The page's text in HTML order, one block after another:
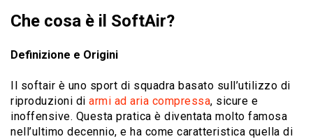
Che cosa è il SoftAir?
Definizione e Origini
Il softair è uno sport di squadra basato sull’utilizzo di
riproduzioni di armi ad aria compressa, sicure e
inoffensive. Questa pratica è diventata molto famosa
nell’ultimo decennio, e ha come caratteristica quella di